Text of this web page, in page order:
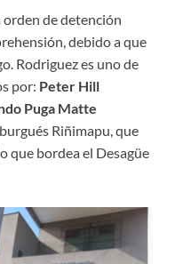
orden de detención
debido a que
Rodriguez es uno de
por: Peter Hill
Puga Matte
Riñimapu, que
que bordea el Desagüe